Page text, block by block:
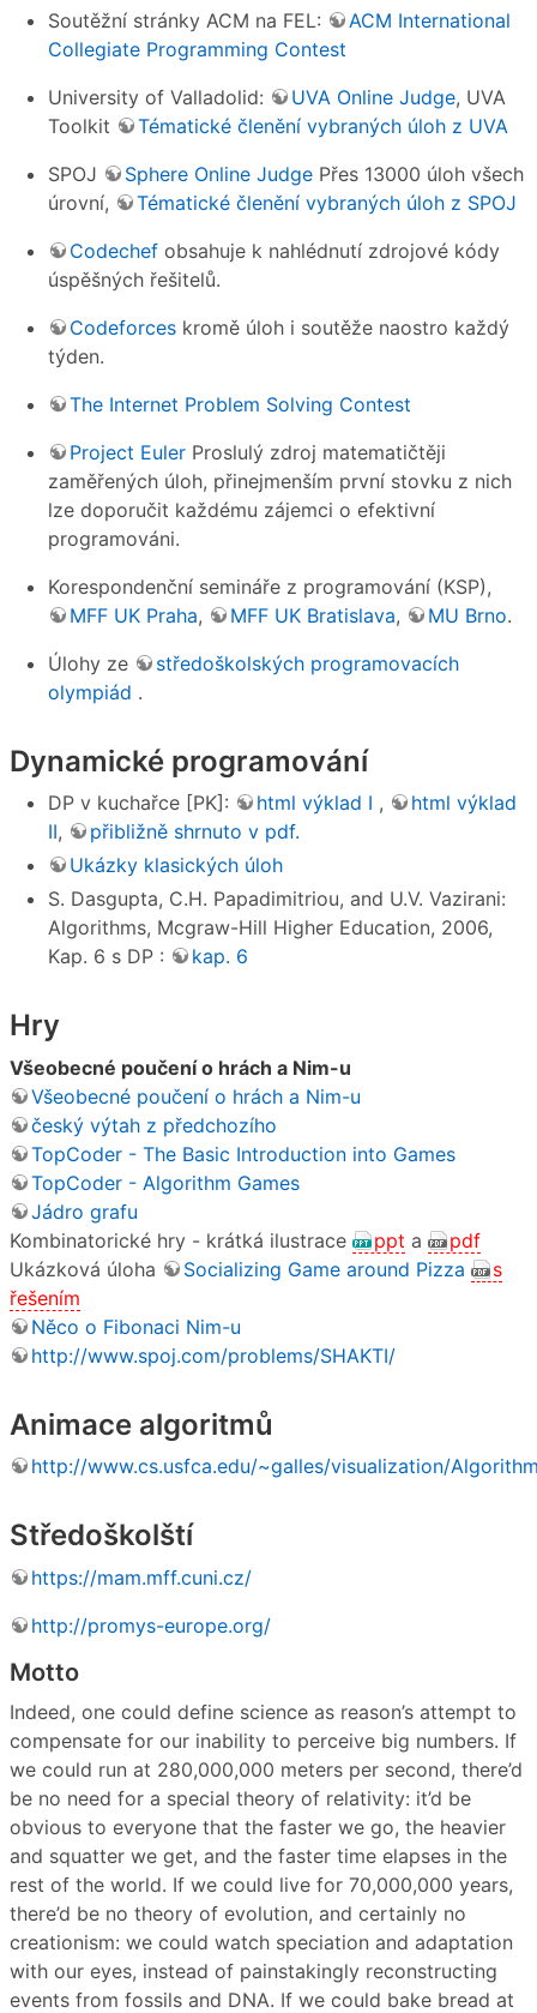
Soutěžní stránky ACM na FEL:
ACM International
Collegiate Programming Contest
University of Valladolid:
UVA Online Judge, UVA
Toolkit
Tématické členění vybraných úloh z UVA
SPOJ
Sphere Online Judge Přes 13000 úloh všech
úrovní,
Tématické členění vybraných úloh z SPOJ
Codechef obsahuje k nahlédnutí zdrojové kódy
úspěšných řešitelů.
Codeforces kromě úloh i soutěže naostro každý
týden.
The Internet Problem Solving Contest
Project Euler Proslulý zdroj matematičtěji
zaměřených úloh, přinejmenším první stovku z nich
lze doporučit každému zájemci o efektivní
programováni.
Korespondenční semináře z programování (KSP),
MFF UK Praha, MFF UK Bratislava, MU Brno.
Úlohy ze
středoškolských programovacích
olympiád .
Dynamické programování
DP v kuchařce [PK]: html výklad I ,
html výklad
II,
přibližně shrnuto v pdf.
Ukázky klasických úloh
S. Dasgupta, C.H. Papadimitriou, and U.V. Vazirani:
Algorithms, Mcgraw-Hill Higher Education, 2006,
Kap. 6 s DP :
kap. 6
Hry
Všeobecné poučení o hrách a Nim-u
Všeobecné poučení o hrách a Nim-u
český výtah z předchozího
TopCoder - The Basic Introduction into Games
TopCoder - Algorithm Games
Jádro grafu
Kombinatorické hry - krátká ilustrace
ppt a
pdf
Ukázková úloha
Socializing Game around Pizza
s
řešením
Něco o Fibonaci Nim-u
http://www.spoj.com/problems/SHAKTI/
Animace algoritmů
http://www.cs.usfca.edu/~galles/visualization/
Středoškolští
https://mam.mff.cuni.cz/
http://promys-europe.org/
Motto
Indeed, one could define science as reason’s attempt to
compensate for our inability to perceive big numbers. If
we could run at 280,000,000 meters per second, there’d
be no need for a special theory of relativity: it’d be
obvious to everyone that the faster we go, the heavier
and squatter we get, and the faster time elapses in the
rest of the world. If we could live for 70,000,000 years,
there’d be no theory of evolution, and certainly no
creationism: we could watch speciation and adaptation
with our eyes, instead of painstakingly reconstructing
events from fossils and DNA. If we could bake bread at